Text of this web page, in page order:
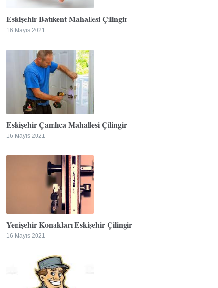
Eskişehir Batıkent Mahallesi Çilingir
16 Mayıs 2021
Eskişehir Çamlıca Mahallesi Çilingir
16 Mayıs 2021
Yenişehir Konakları Eskişehir Çilingir
16 Mayıs 2021